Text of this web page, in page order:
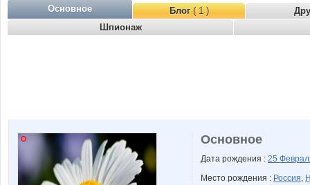
Основное Блог( 1 )
Шпионаж
Основное
Дата рождения : 25
Место рождения : Россия,